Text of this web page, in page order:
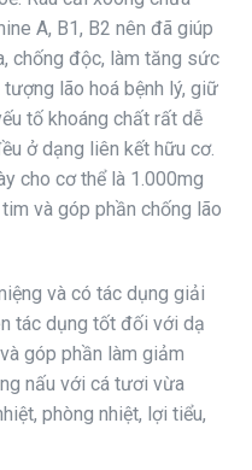
A, B1, B2 nên đã giúp
chống độc, làm tăng sức
lão hoá bệnh lý, giữ
tố khoáng chất rất dễ
ở dạng liên kết hữu cơ.
cho cơ thể là 1.000mg
và góp phần chống lão
và có tác dụng giải
tác dụng tốt đối với dạ
góp phần làm giảm
nấu với cá tươi vừa
phòng nhiệt, lợi tiểu,